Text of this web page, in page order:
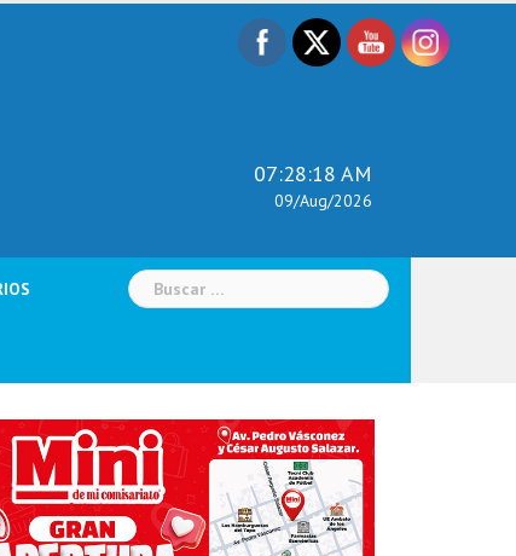
07:28:19 AM
09/Aug/2026
Buscar: